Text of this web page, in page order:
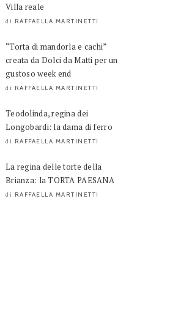
Villa reale
di RAFFAELLA MARTINETTI
“Torta di mandorla e cachi”
creata da Dolci da Matti per un
gustoso week end
di RAFFAELLA MARTINETTI
Teodolinda, regina dei
Longobardi: la dama di ferro
di RAFFAELLA MARTINETTI
La regina delle torte della
Brianza: la TORTA PAESANA
di RAFFAELLA MARTINETTI